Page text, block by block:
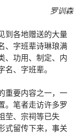
罗训森
到各地赠送的大量
、字班辈诗琳琅满
、功用、制定、内
、字班辈。
重要内容之一，一
。笔者走访许多罗
茔、宗祠等已失
式留传下来，事关